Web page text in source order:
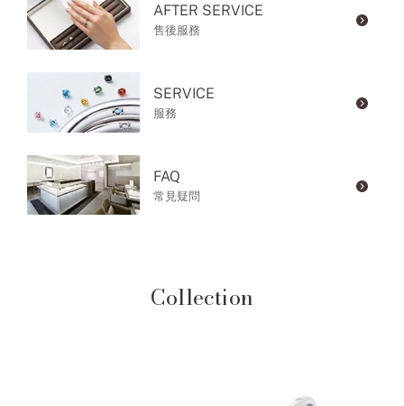
AFTER SERVICE
售後服務
SERVICE
服務
FAQ
常見疑問
Collection